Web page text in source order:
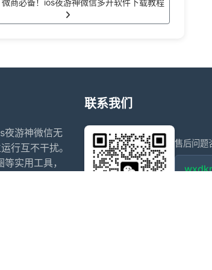
商必备！ios夜游神微信多开软件下载教程
夜游神微信无
行互不干扰。
实用工具，
联系我们
售后问题